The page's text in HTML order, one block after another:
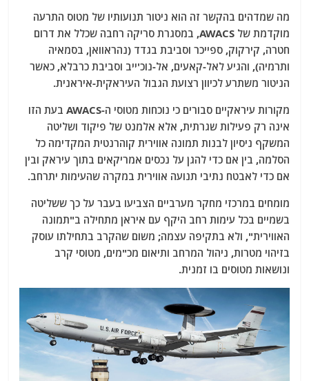
מה שמדהים בהקשר זה הוא ניטור תנועותיו של מטוס התרעה
מוקדמת של AWACS, במסגרת סריקה רחבה שכלל את דרום
חטרה, קירקוק, ספייכר וסביבת בגדד (נהראוואן, בסמאיה
ותרמיה), והגיע לאל-קאעים, אל-נוכ'ייב וסביבת כרבלא, כאשר
הניטור משתרע לכיוון רצועת הגבול העיראקית-איראנית.
מקורות עיראקיים סבורים כי נוכחות מטוסי ה-AWACS בעת הזו
אינה רק פעילות שגרתית, אלא אלמנט של פיקוד ושליטה
המשקף ניסיון לבנות תמונה אווירית קוהרנטית המקדימה כל
הסלמה, בין אם כדי להגן על נכסים אמריקאים בתוך עיראק ובין
אם כדי לאבטח נתיבי תנועה אווירית במקרה שהעימות יתרחב.
מומחים במרכזי מחקר מערביים הצביעו בעבר על כך ששליטה
בשמיים בכל עימות רחב היקף עם איראן מתחילה ב"תמונה
האווירית", ולא בתקיפה עצמה; משום שהקרב בתחילתו עוסק
בזיהוי מטרות, ניהול המרחב ותיאום מכ"מים, מטוסי קרב
ונושאות מטוסים בו זמנית.